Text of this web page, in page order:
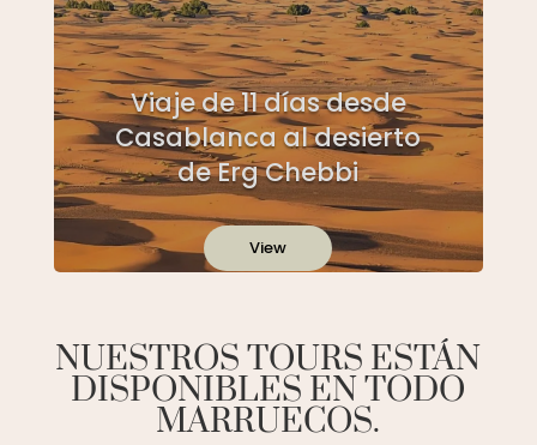
Viaje de 11 días desde
Casablanca al desierto
de Erg Chebbi
View
NUESTROS TOURS ESTÁN
DISPONIBLES EN TODO
MARRUECOS.